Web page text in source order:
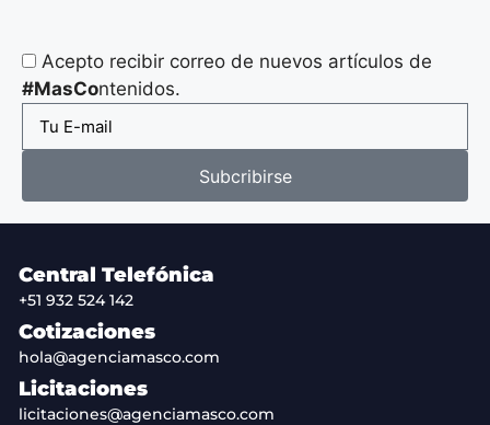
Acepto recibir correo de nuevos artículos de
#MasContenidos.
Subcribirse
Central Telefónica
+51 932 524 142
Cotizaciones
hola@agenciamasco.com
Licitaciones
licitaciones@agenciamasco.com